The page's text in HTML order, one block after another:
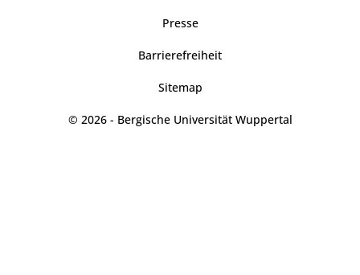
Presse
Barrierefreiheit
Sitemap
© 2026 - Bergische Universität Wuppertal